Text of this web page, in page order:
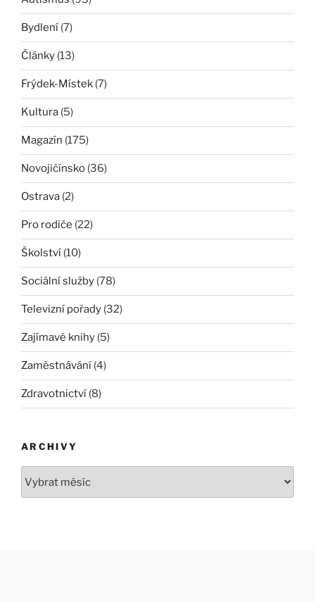
Bydlení (7)
Články (13)
Frýdek-Místek (7)
Kultura (5)
Magazín (175)
Novojičínsko (36)
Ostrava (2)
Pro rodiče (22)
Školství (10)
Sociální služby (78)
Televizní pořady (32)
Zajímavé knihy (5)
Zaměstnávání (4)
Zdravotnictví (8)
ARCHIVY